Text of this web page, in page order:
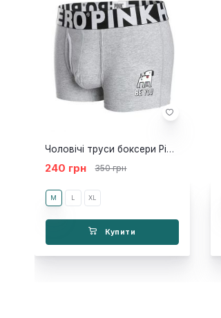
Чоловічі труси боксери Pink Hero Be You
240 грн 350 грн
M L XL
Купити